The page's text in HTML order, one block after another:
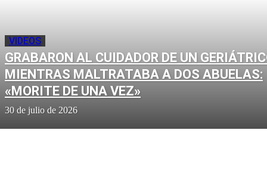
VIDEOS
GRABARON AL CUIDADOR DE UN
MIENTRAS MALTRATABA A DOS ABUELAS:
«MORITE DE UNA VEZ»
30 de julio de 2026